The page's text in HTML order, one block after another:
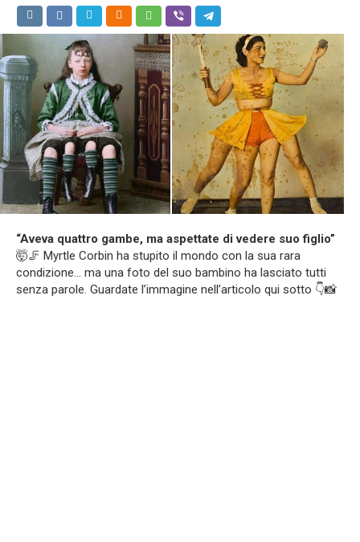
“Aveva quattro gambe, ma aspettate di vedere suo figlio”
🤯🦵 Myrtle Corbin ha stupito il mondo con la sua rara
condizione… ma una foto del suo bambino ha lasciato tutti
senza parole. Guardate l’immagine nell’articolo qui sotto 👇📸